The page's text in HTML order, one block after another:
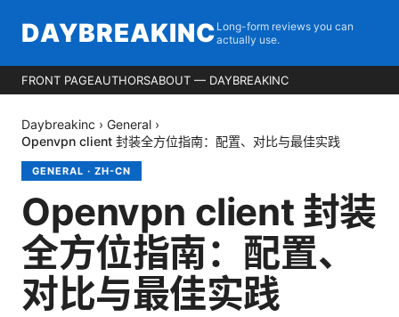
DAYBREAKINC Long-form reviews you can
actually use.
FRONT PAGEAUTHORSABOUT — DAYBREAKINC
Daybreakinc › General ›
Openvpn client 封装全方位指南：配置、对比与最佳实践
GENERAL · ZH-CN
Openvpn client 封装
全方位指南：配置、
对比与最佳实践